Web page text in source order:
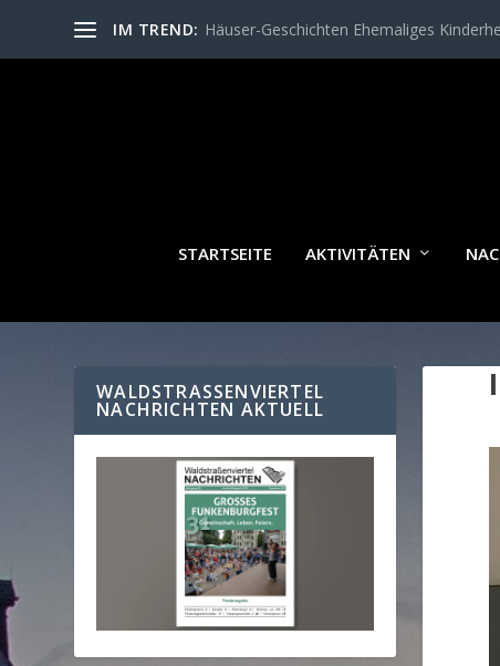
IM TREND: Häuser-Geschichten Ehemaliges
STARTSEITE AKTIVITÄTEN
WALDSTRASSENVIERTEL N
ACHRICHTEN AKTUELL